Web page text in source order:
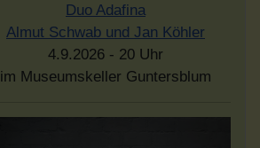
Duo Adafina
Almut Schwab und Jan Köhler
4.9.2026 - 20 Uhr
im Museumskeller Guntersblum